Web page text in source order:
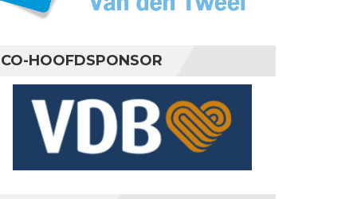
CO-HOOFDSPONSOR